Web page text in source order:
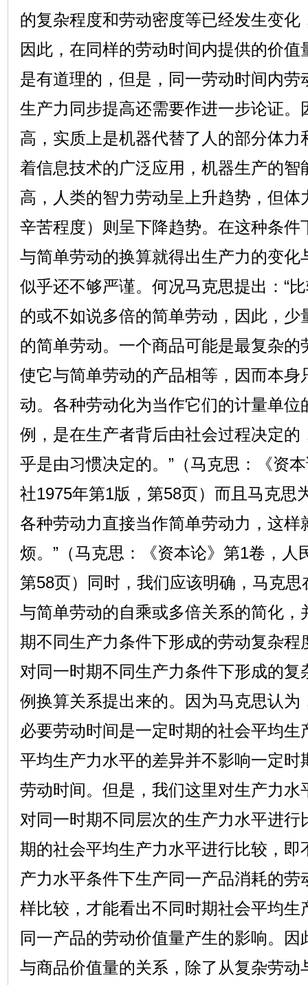
的复杂程度和劳动密度等已经发生变化
因此，在同样的劳动时间内提供的价
是有道理的，但是，同一劳动时间内劳
生产力同步提高还需要作进一步论证。
高，实质上是机器代替了人的部分体力
着信息技术的广泛应用，机器生产的智
高，人类的智力劳动呈上升趋势，但体
辛苦程度）则呈下降趋势。在这种条件
与简单劳动的换算就得出生产力的变化
似乎还不够严谨。何况马克思提出：“
的或不如说多倍的简单劳动，因此，少
的简单劳动。一个商品可能是最复杂的
使它与简单劳动的产品相等，因而本身
动。各种劳动化为当作它们的计量单位
例，是在生产者背后由社会过程决定的
乎是由习惯决定的。”（马克思：《资
社1975年第1版，第58页）而且马克思
各种劳动力直接当作简单劳动力，这样
烦。”（马克思：《资本论》第1卷，人
第58页）同时，我们应该明确，马克
与简单劳动的自乘或多倍关系的简化，
期不同生产力条件下形成的劳动复杂程
对同一时期不同生产力条件下形成的复
例换算关系提出来的。因为马克思认为
必要劳动时间是一定时期的社会平均生
平均生产力水平的差异并不影响一定时
劳动时间。但是，我们这里对生产力水
对同一时期不同层次的生产力水平进行
期的社会平均生产力水平进行比较，即
产力水平条件下生产同一产品消耗的劳
样比较，才能看出不同时期社会平均生
同一产品的劳动价值量产生的影响。
与商品价值量的关系，除了从复杂劳动